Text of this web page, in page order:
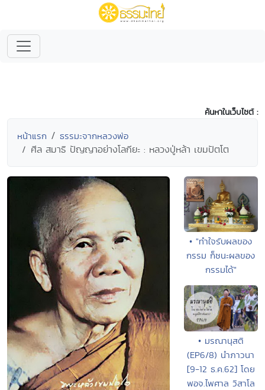
ค้นหาในเว็บไซต์ :
หน้าแรก ธรรมะจากหลวงพ่อ
ศีล สมาธิ ปัญญาอย่างโลกียะ : หลวงปู่หล้า เขมปัตโต
• "ทำใจรับผลของ
กรรม ก็ชนะผลของ
กรรมได้"
• มรณานุสติ
(EP6/8) นำภาวนา
[9-12 ธ.ค.62] โดย
พอจ.ไพศาล วิสาโล